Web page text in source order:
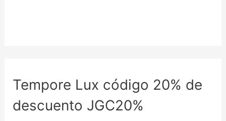
Tempore Lux código 20% de
descuento JGC20%